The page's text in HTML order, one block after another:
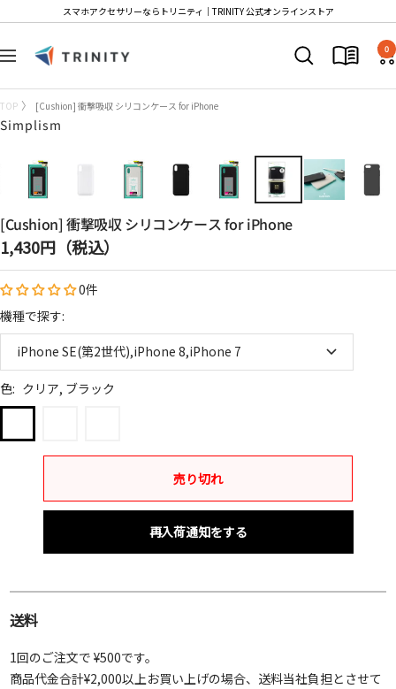
テ
ツ
へ
スマホアクセサリーならトリニティ│TRINITY 公式オンラインストア
ナ
ゲ
ー
Trinity
0
TOP [Cushion] 衝撃吸収 シリコンケース for iPhone
Simplism
[Cushion] 衝撃吸収 シリコンケース for iPhone
セ
ー
ル
価
格
1,430円（税込）
0件
機種で探す:
iPhone SE(第2世代),iPhone 8,iPhone 7
色: クリア, ブラック
リ
イ
ッ
売り切れ
再入荷通知をする
送料
1回のご注文で ¥500です。
商品代金合計¥2,000以上お買い上げの場合、送料当社負担とさせて